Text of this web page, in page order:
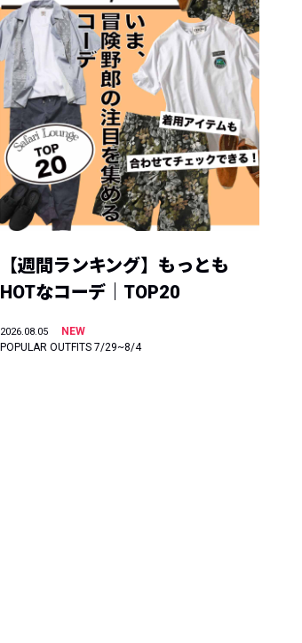
【週間ランキング】もっとも
HOTなコーデ｜TOP20
2026.08.05
NEW
POPULAR OUTFITS 7/29~8/4